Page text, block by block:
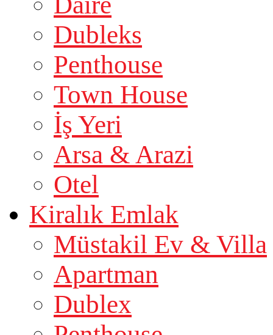
Dubleks
Penthouse
Town House
İş Yeri
Arsa & Arazi
Otel
Kiralık Emlak
Müstakil Ev & Villa
Apartman
Dublex